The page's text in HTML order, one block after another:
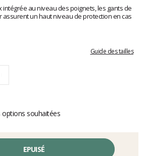
intégrée au niveau des poignets, les gants de
assurent un haut niveau de protection en cas
Guide des tailles
options souhaitées
EPUISÉ